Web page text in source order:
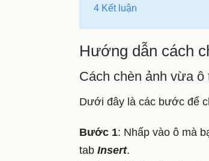
4 Kết luận
Hướng dẫn cách
Cách chèn ảnh vừa ô
Dưới đây là các bước để
Bước 1: Nhấp vào ô mà
tab Insert.